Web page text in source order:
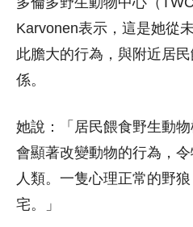
Karvonen表示，這是她從
此膽大的行為，與附近居
係。
她說：「居民餵食野生動
會顯著改變動物的行為，
人類。一隻心理正常的野
宅。」